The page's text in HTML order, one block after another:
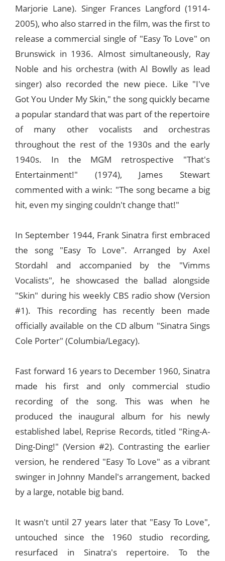
Marjorie Lane). Singer Frances Langford (1914-
2005), who also starred in the film, was the first to
release a commercial single of "Easy To Love" on
Brunswick in 1936. Almost simultaneously, Ray
Noble and his orchestra (with Al Bowlly as lead
singer) also recorded the new piece. Like "I've
Got You Under My Skin," the song quickly became
a popular standard that was part of the repertoire
of many other vocalists and orchestras
throughout the rest of the 1930s and the early
1940s. In the MGM retrospective "That's
Entertainment!" (1974), James Stewart
commented with a wink: "The song became a big
hit, even my singing couldn't change that!"
In September 1944, Frank Sinatra first embraced
the song "Easy To Love". Arranged by Axel
Stordahl and accompanied by the "Vimms
Vocalists", he showcased the ballad alongside
"Skin" during his weekly CBS radio show (Version
#1). This recording has recently been made
officially available on the CD album "Sinatra Sings
Cole Porter" (Columbia/Legacy).
Fast forward 16 years to December 1960, Sinatra
made his first and only commercial studio
recording of the song. This was when he
produced the inaugural album for his newly
established label, Reprise Records, titled "Ring-A-
Ding-Ding!" (Version #2). Contrasting the earlier
version, he rendered "Easy To Love" as a vibrant
swinger in Johnny Mandel's arrangement, backed
by a large, notable big band.
It wasn't until 27 years later that "Easy To Love",
untouched since the 1960 studio recording,
resurfaced in Sinatra's repertoire. To the